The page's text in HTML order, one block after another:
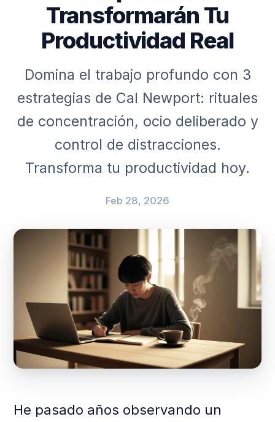
Transformarán Tu
Productividad Real
Domina el trabajo profundo con 3
estrategias de Cal Newport: rituales
de concentración, ocio deliberado y
control de distracciones.
Transforma tu productividad hoy.
Feb 28, 2026
He pasado años observando un